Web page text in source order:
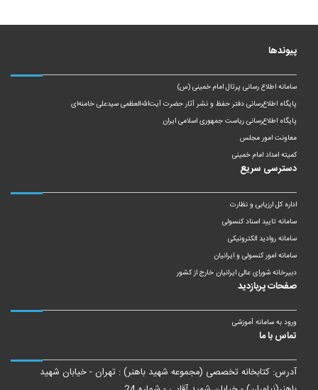
پیوندها
سامانه اطلاع رسانی پرتال امام خمینی (س)
پایگاه اطلاع‌رسانی دفتر حفظ و نشر آثار حضرت آیت‌الله‌العظمی سیدعلی خامنه‌ای
پایگاه اطلاع‌رسانی ریاست‌ جمهوری اسلامی ایران
معاونت امور مجلس
کمیته امداد امام خمینی
دسترسی سریع
اداره کل ارزیابی و نظارت
سامانه تایید اسناد کنسولی
سامانه روادید الکترونیکی
سامانه امور کنسولی و ایرانیان
دبیرخانه شورای عالی ایرانیان خارج از کشور
صفحات پربازدید
ورود به سامانه آموزشی
تماس با ما
آدرس: کتابخانه تخصصی (مجموعه شهید باهنر) : تهران - خیابان شهید